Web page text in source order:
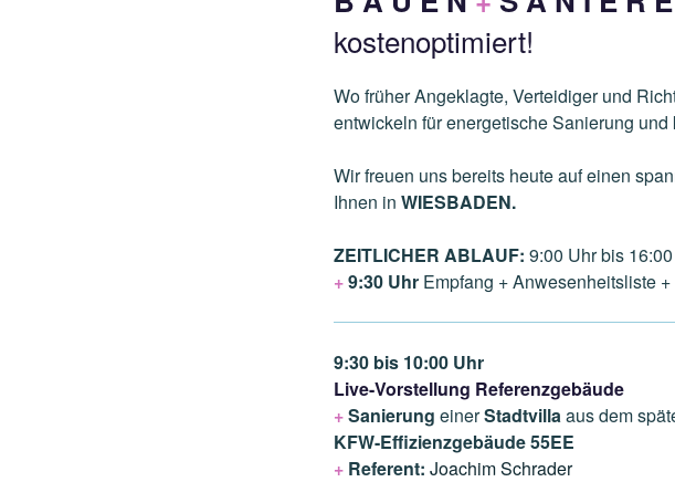
kostenoptimiert!
Wo früher Angeklagte, Verteidiger und
entwickeln für energetische Sanierung
Wir freuen uns bereits heute auf einen
Ihnen in WIESBADEN.
ZEITLICHER ABLAUF: 9:00 Uhr bis
+9:30 Uhr Empfang + Anwesenheitsliste
9:30 bis 10:00 Uhr
Live-Vorstellung Referenzgebäude
+Sanierung einerStadtvilla aus dem
KFW-Effizienzgebäude 55EE
+ Referent: Joachim Schrader